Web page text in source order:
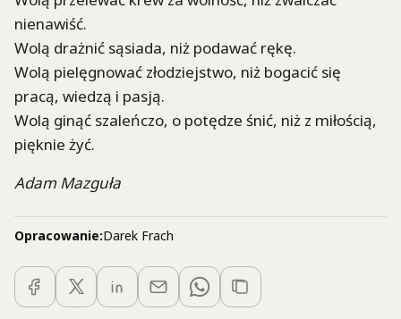
nienawiść.
Wolą drażnić sąsiada, niż podawać rękę.
Wolą pielęgnować złodziejstwo, niż bogacić się
pracą, wiedzą i pasją.
Wolą ginąć szaleńczo, o potędze śnić, niż z miłością,
pięknie żyć.
Adam Mazguła
Opracowanie:Darek Frach